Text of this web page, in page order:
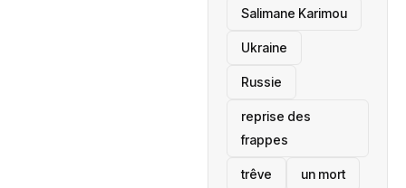
Salimane Karimou
Ukraine
Russie
reprise des
frappes
trêve un mort